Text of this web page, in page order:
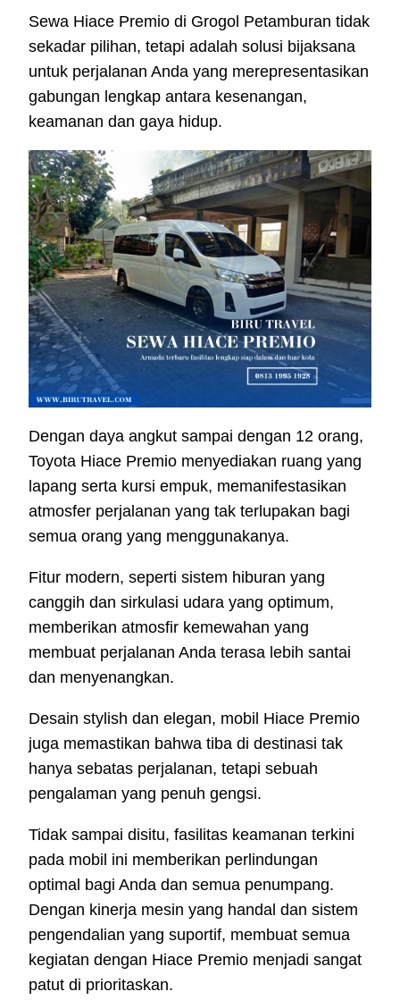
Sewa Hiace Premio di Grogol Petamburan tidak
sekadar pilihan, tetapi adalah solusi bijaksana
untuk perjalanan Anda yang merepresentasikan
gabungan lengkap antara kesenangan,
keamanan dan gaya hidup.
Dengan daya angkut sampai dengan 12 orang,
Toyota Hiace Premio menyediakan ruang yang
lapang serta kursi empuk, memanifestasikan
atmosfer perjalanan yang tak terlupakan bagi
semua orang yang menggunakanya.
Fitur modern, seperti sistem hiburan yang
canggih dan sirkulasi udara yang optimum,
memberikan atmosfir kemewahan yang
membuat perjalanan Anda terasa lebih santai
dan menyenangkan.
Desain stylish dan elegan, mobil Hiace Premio
juga memastikan bahwa tiba di destinasi tak
hanya sebatas perjalanan, tetapi sebuah
pengalaman yang penuh gengsi.
Tidak sampai disitu, fasilitas keamanan terkini
pada mobil ini memberikan perlindungan
optimal bagi Anda dan semua penumpang.
Dengan kinerja mesin yang handal dan sistem
pengendalian yang suportif, membuat semua
kegiatan dengan Hiace Premio menjadi sangat
patut di prioritaskan.